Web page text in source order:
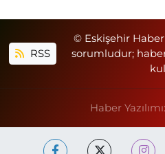
RSS
© Eskişehir Haber
sorumludur;
Haber Yazılımı: